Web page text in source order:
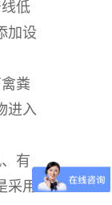
低
加设
粪
进入
有
采用